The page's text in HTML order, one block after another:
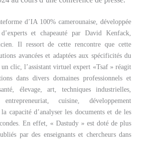
d’IA 100% camerounaise, développée
et chapeauté par David Kenfack,
Il ressort de cette rencontre que cette
avancées et adaptées aux spécificités du
clic, l’assistant virtuel expert «Tsaf » réagit
dans divers domaines professionnels et
élevage, art, techniques industrielles,
cuisine, développement
capacité d’analyser les documents et de les
En effet, « Dastudy » est doté de plus
par des enseignants et chercheurs dans